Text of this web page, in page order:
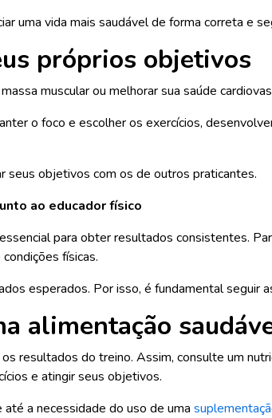
uma vida mais saudável de forma correta e
próprios objetivos
muscular ou melhorar sua saúde
o foco e escolher os exercícios,
seus objetivos com os de outros praticantes.
ao educador físico
para obter resultados consistentes.
físicas.
esperados. Por isso, é fundamental seguir
alimentação
resultados do treino. Assim, consulte um
e atingir seus objetivos.
a necessidade do uso de uma